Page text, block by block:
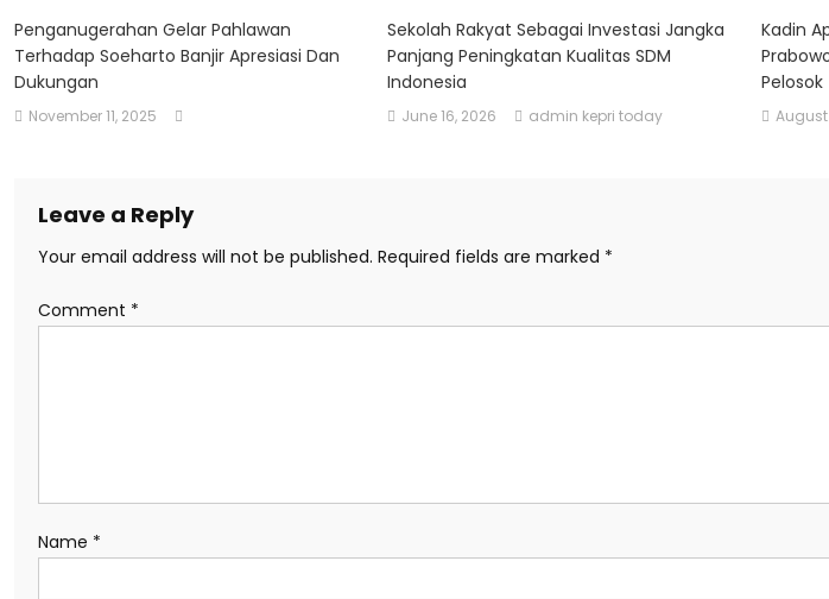
Penganugerahan Gelar Pahlawan
Terhadap Soeharto Banjir Apresiasi Dan
Dukungan
November 11, 2025
Sekolah Rakyat Sebagai Investasi Jangka
Panjang Peningkatan Kualitas SDM
Indonesia
June 16, 2026 admin kepri today
Kadin
Pelosok
August
Leave a Reply
Your email address will not be published. Required fields are marked *
Comment *
Name *